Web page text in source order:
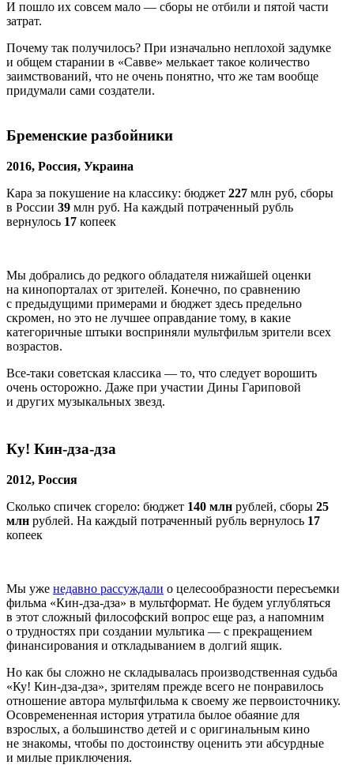
И пошло их совсем мало — сборы не отбили и пятой части
затрат.
Почему так получилось? При изначально неплохой задумке
и общем старании в «Савве» мелькает такое количество
заимствований, что не очень понятно, что же там вообще
придумали сами создатели.
Бременские разбойники
2016, Россия, Украина
Кара за покушение на классику: бюджет 227 млн руб, сборы
в России 39 млн руб. На каждый потраченный рубль
вернулось 17 копеек
Мы добрались до редкого обладателя нижайшей оценки
на кинопорталах от зрителей. Конечно, по сравнению
с предыдущими примерами и бюджет здесь предельно
скромен, но это не лучшее оправдание тому, в какие
категоричные штыки восприняли мультфильм зрители всех
возрастов.
Все-таки советская классика — то, что следует ворошить
очень осторожно. Даже при участии Дины Гариповой
и других музыкальных звезд.
Ку! Кин-дза-дза
2012, Россия
Сколько спичек сгорело: бюджет 140 млн рублей, сборы 25
млн рублей. На каждый потраченный рубль вернулось 17
копеек
Мы уже недавно рассуждали о целесообразности пересъемки
фильма «Кин-дза-дза» в мультформат. Не будем углубляться
в этот сложный философский вопрос еще раз, а напомним
о трудностях при создании мультика — с прекращением
финансирования и откладыванием в долгий ящик.
Но как бы сложно не складывалась производственная судьба
«Ку! Кин-дза-дза», зрителям прежде всего не понравилось
отношение автора мультфильма к своему же первоисточнику.
Осовремененная история утратила былое обаяние для
взрослых, а большинство детей и с оригинальным кино
не знакомы, чтобы по достоинству оценить эти абсурдные
и милые приключения.